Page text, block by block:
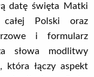
datę święta Matki
całej Polski oraz
i formularz
słowa modlitwy
która łączy aspekt